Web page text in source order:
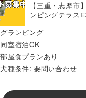
【三重・志摩市
ンピングテラス
グランピング
同室宿泊OK
部屋食プランあり
犬種条件: 要問い合わせ